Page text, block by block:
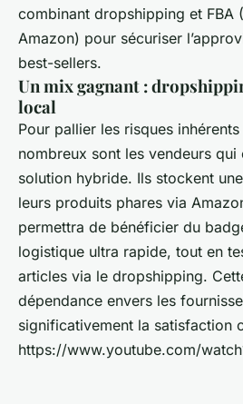
combinant dropshipping et FBA
Amazon) pour sécuriser
best-sellers.
Un mix gagnant :
local
Pour pallier les risques
nombreux sont les vendeurs
solution hybride. Ils stockent
leurs produits phares via
permettra de bénéficier du
logistique ultra rapide, tout en
articles via le dropshipping.
dépendance envers les
significativement la satisfaction
https://www.youtube.com/